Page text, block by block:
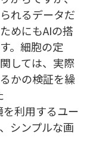
れるデータだ
めにもAIの搭
。細胞の定
しては、実際
かの検証を繰
利用するユー
シンプルな画